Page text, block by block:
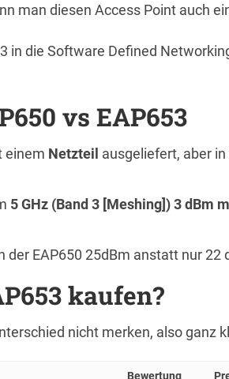
man diesen Access Point auch
in die Software Defined
vs EAP653
einem Netzteil ausgeliefert, aber
5 GHz (Band 3 [Meshing]) 3 dBm
der EAP650 25dBm anstatt nur
kaufen?
nicht merken, also ganz
Bewertung